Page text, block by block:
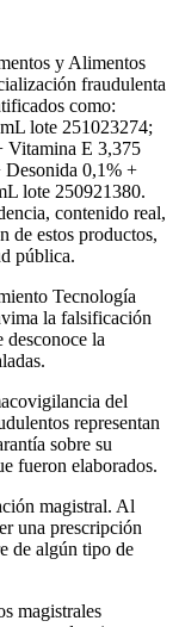
y Alimentos
fraudulenta
como:
lote 251023274;
Vitamina E 3,375
0,1% +
lote 250921380.
contenido real,
de estos productos,
pública.
Tecnología
la falsificación
desconoce la
del
representan
sobre su
fueron elaborados.
magistral. Al
una prescripción
de algún tipo de
magistrales